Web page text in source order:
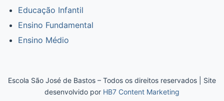
Educação Infantil
Ensino Fundamental
Ensino Médio
Escola São José de Bastos – Todos os direitos reservados | Site
desenvolvido por HB7 Content Marketing